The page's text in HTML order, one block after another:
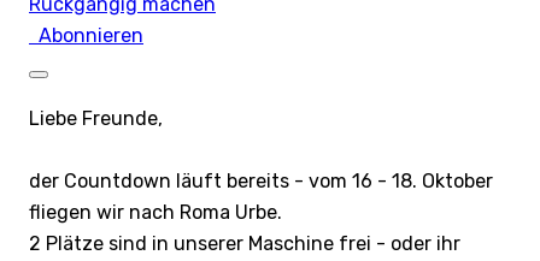
Abonnieren
Liebe Freunde,
der Countdown läuft bereits - vom 16 - 18. Oktober
fliegen wir nach Roma Urbe.
2 Plätze sind in unserer Maschine frei - oder ihr